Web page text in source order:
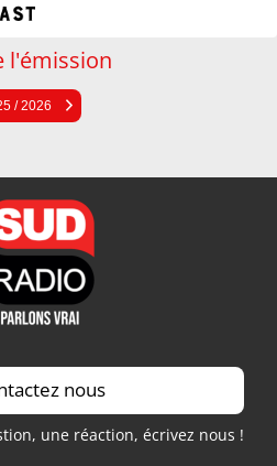
l'émission
/ 2026
Saison 2023 / 2024
nous
une réaction, écrivez nous !